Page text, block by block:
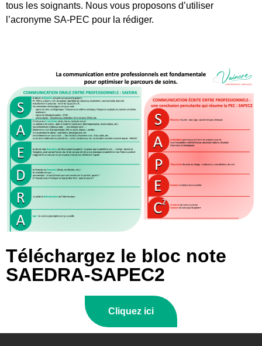
tous les soignants. Nous vous proposons d’utiliser
l’acronyme SA-PEC pour la rédiger.
Téléchargez le bloc note
SAEDRA-SAPEC2
Cliquez ici